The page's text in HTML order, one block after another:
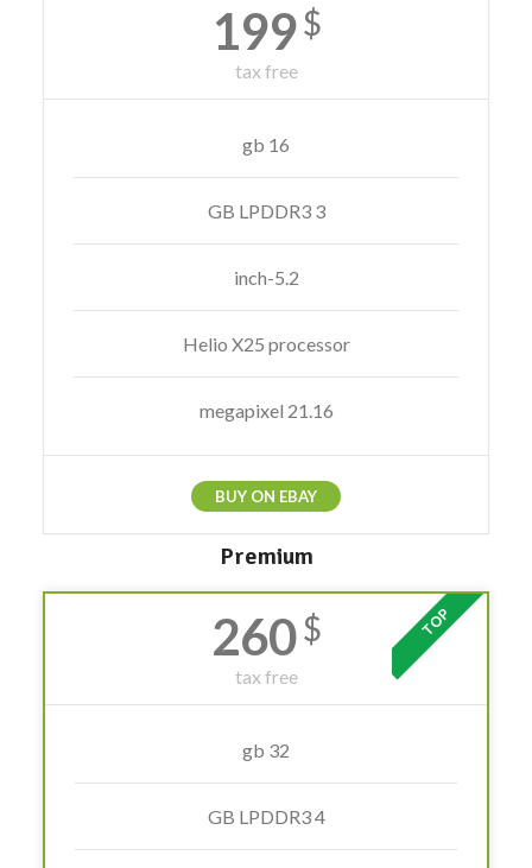
$
199
tax free
16 gb
3 GB LPDDR3
5.2-inch
Helio X25 processor
21.16 megapixel
BUY ON EBAY
Premium
TOP
$
260
tax free
32 gb
4 GB LPDDR3